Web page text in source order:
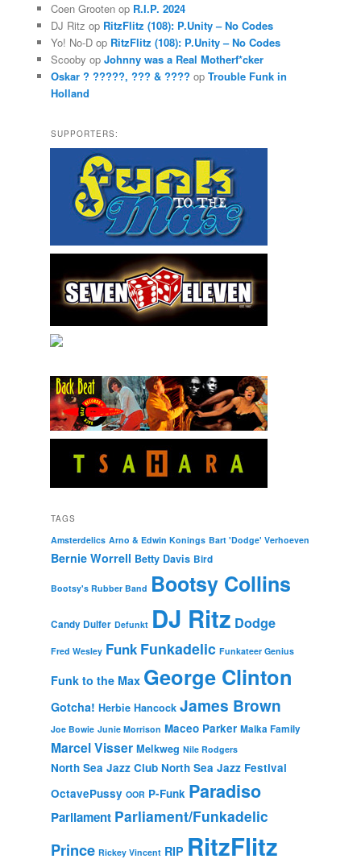
n
Coen Grootenop R.I.P. 2024
DJ Ritz op RitzFlitz (108): P.Unity – No Codes
Yo! No-Dop RitzFlitz (108): P.Unity – No Codes
Scooby op Johnny was a Real Motherf*cker
Oskar ? ?????, ??? & ???? op Trouble Funk in
Holland
SUPPORTERS:
TAGS
Amsterdelics Arno & Edwin Konings Bart 'Dodge' Verhoeven
Bernie Worrell Betty Davis Bird
Bootsy's Rubber Band Bootsy Collins
Candy Dulfer Defunkt DJ Ritz Dodge
Fred Wesley Funk Funkadelic Funkateer Genius
Funk to the Max George Clinton
Gotcha! Herbie Hancock James Brown
Joe Bowie Junie Morrison Maceo Parker Malka Family
Marcel Visser Melkweg Nile Rodgers
North Sea Jazz Club North Sea Jazz Festival
OctavePussy OOR P-Funk Paradiso
Parliament Parliament/Funkadelic
Prince Rickey Vincent RIP RitzFlitz